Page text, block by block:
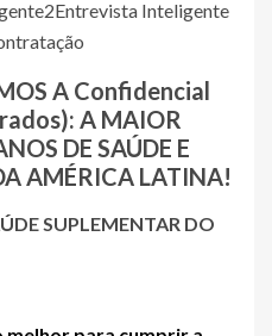
2Entrevista Inteligente
A Confidencial
: A MAIOR
DE SAÚDE E
AMÉRICA LATINA!
SUPLEMENTAR DO